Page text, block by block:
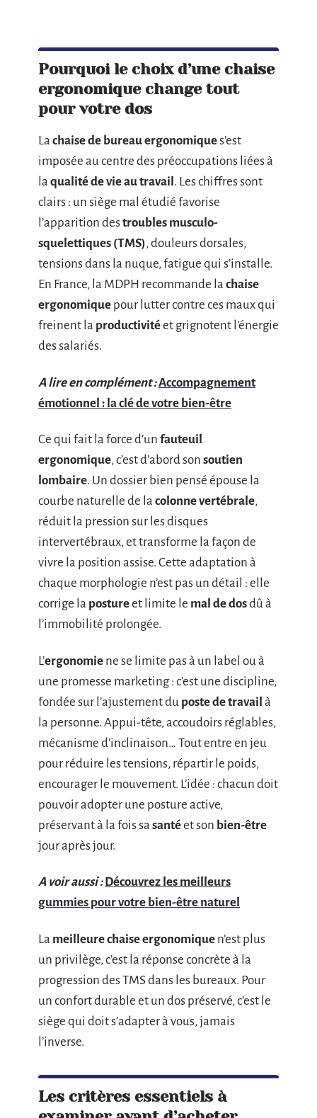
Pourquoi le choix d’une chaise
ergonomique change tout
pour votre dos
La chaise de bureau ergonomiques’est
imposée au centre des préoccupations liées à
la qualité de vie au travail. Les chiffres sont
clairs : un siège mal étudié favorise
l’apparition destroubles musculo-
squelettiques (TMS), douleurs dorsales,
tensions dans la nuque, fatigue qui s’installe.
En France, la MDPH recommande la chaise
ergonomique pour lutter contre ces maux qui
freinent la productivitéet grignotent l’énergie
des salariés.
A lire en complément :Accompagnement
émotionnel : la clé de votre bien-être
Ce qui fait la force d’un fauteuil
ergonomique, c’est d’abord son soutien
lombaire. Un dossier bien pensé épouse la
courbe naturelle de la colonne vertébrale,
réduit la pression sur les disques
intervertébraux, et transforme la façon de
vivre la position assise. Cette adaptation à
chaque morphologie n’est pas un détail : elle
corrige la postureet limite le mal de dosdû à
l’immobilité prolongée.
L’ergonomie ne se limite pas à un label ou à
une promesse marketing : c’est une discipline,
fondée sur l’ajustement du poste de travail à
la personne. Appui-tête, accoudoirs réglables,
mécanisme d’inclinaison… Tout entre en jeu
pour réduire les tensions, répartir le poids,
encourager le mouvement. L’idée : chacun doit
pouvoir adopter une posture active,
préservant à la fois sa santéet son bien-être
jour après jour.
A voir aussi : Découvrez les meilleurs
gummies pour votre bien-être naturel
La meilleure chaise ergonomique n’est plus
un privilège, c’est la réponse concrète à la
progression des TMS dans les bureaux. Pour
un confort durable et un dos préservé, c’est le
siège qui doit s’adapter à vous, jamais
l’inverse.
Les critères essentiels à